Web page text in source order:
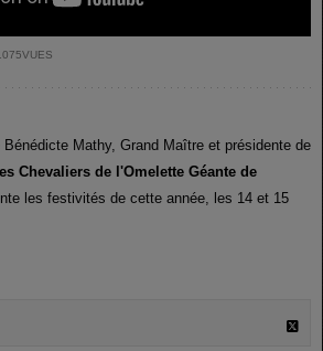
Mathy, Grand Maître et présidente de
Chevaliers de l'Omelette Géante de
les festivités de cette année, les 14 et 15